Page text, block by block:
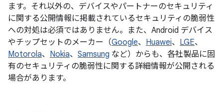
ます。それ以外の、デバイスやパートナーのセキュリティ
に関する公開情報に掲載されているセキュリティの脆弱性
への対処は必須ではありません。また、Android デバイス
やチップセットのメーカー（Google、 Huawei、 LGE、
Motorola、 Nokia、 Samsung など）からも、各社製品に固
有のセキュリティの脆弱性に関する詳細情報が公開される
場合があります。